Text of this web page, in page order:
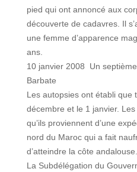
pied qui ont annoncé aux
découverte de cadavres. Il
une femme d’apparence
ans.
10 janvier 2008 Un
Barbate
Les autopsies ont établi que
décembre et le 1 janvier.
qu’ils proviennent d’une
nord du Maroc qui a fait
d’atteindre la côte andalouse.
La Subdélégation du